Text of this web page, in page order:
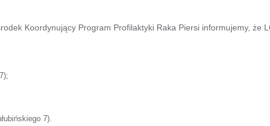
Koordynujący Program Profilaktyki Raka Piersi informujemy, że
7).